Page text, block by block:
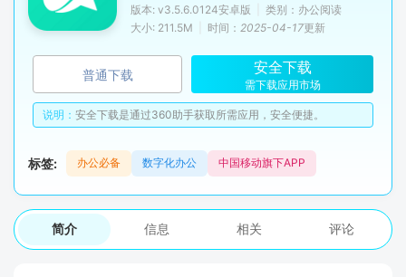
版本: v3.5.6.0124安卓版
类别：办公阅读
大小: 211.5M
时间： 2025-04-17更新
普通下载 安全下载
需下载应用市场
说明： 安全下载是通过360助手获取所需应用，安全便捷。
标签: 办公必备 数字化办公 中国移动旗下APP
简介 信息 相关 评论